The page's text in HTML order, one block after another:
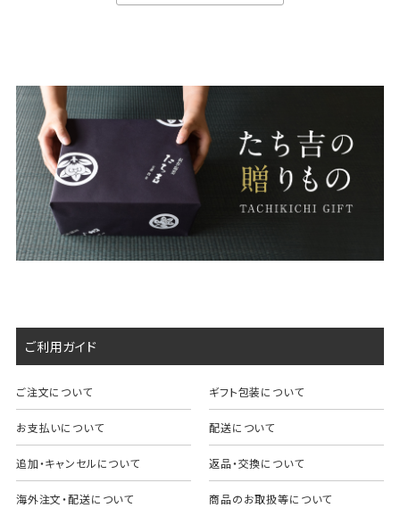
ご利用ガイド
ご注文について ギフト包装について
お支払いについて 配送について
追加・キャンセルについて 返品・交換について
海外注文・配送について 商品のお取扱等について